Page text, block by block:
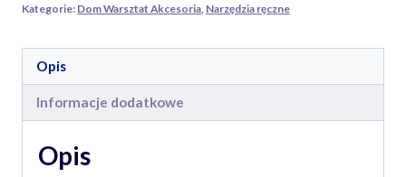
Kategorie: Dom Warsztat Akcesoria Narzędzia ręczne
Opis
Informacje dodatkowe
Opis